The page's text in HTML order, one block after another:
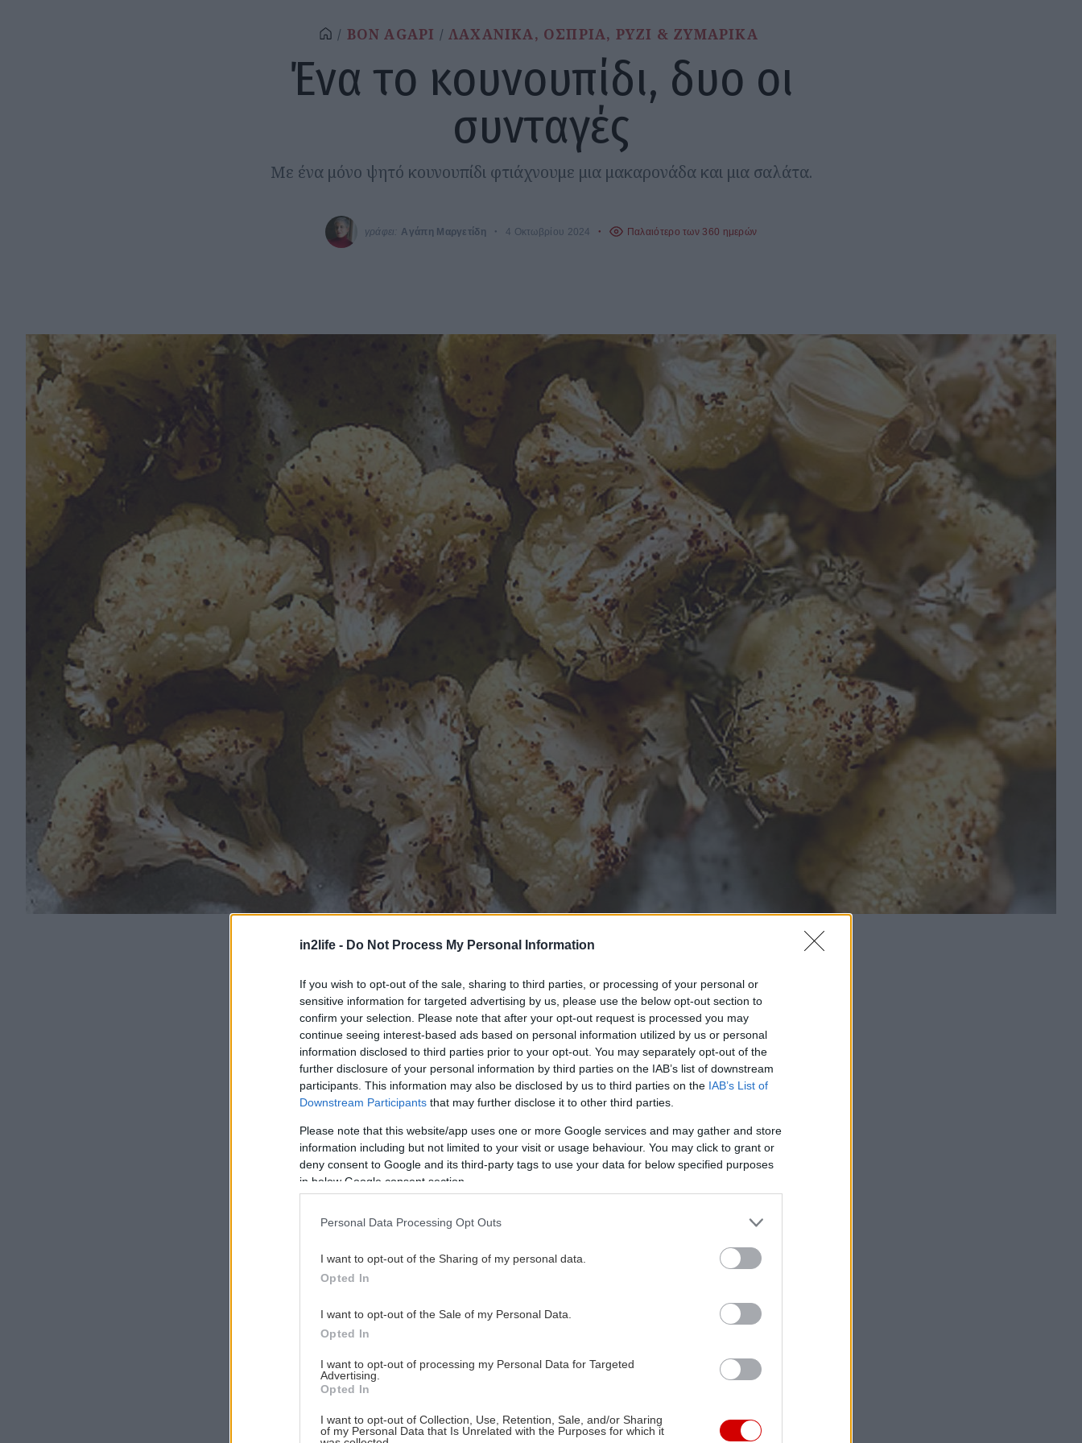
in2life - Do Not Process My Personal Information
If you wish to opt-out of the sale, sharing to third parties, or processing of your personal or
sensitive information for targeted advertising by us, please use the below opt-out section to
confirm your selection. Please note that after your opt-out request is processed you may
continue seeing interest-based ads based on personal information utilized by us or personal
information disclosed to third parties prior to your opt-out. You may separately opt-out of the
further disclosure of your personal information by third parties on the IAB’s list of downstream
participants. This information may also be disclosed by us to third parties on the IAB’s List of
Downstream Participants that may further disclose it to other third parties.
Please note that this website/app uses one or more Google services and may gather and store
information including but not limited to your visit or usage behaviour. You may click to grant or
deny consent to Google and its third-party tags to use your data for below specified purposes
in below Google consent section.
Personal Data Processing Opt Outs
I want to opt-out of the Sharing of my personal data.
Opted In
I want to opt-out of the Sale of my Personal Data.
Opted In
I want to opt-out of processing my Personal Data for Targeted
Advertising.
Opted In
I want to opt-out of Collection, Use, Retention, Sale, and/or Sharing
of my Personal Data that Is Unrelated with the Purposes for which it
BON AGAPI ΛΑΧΑΝΙΚΑ, ΟΣΠΡΙΑ, ΡΥΖΙ & ΖΥΜΑΡΙΚΑ
Ένα το κουνουπίδι, δυο οι
συνταγές
Με ένα μόνο ψητό κουνουπίδι φτιάχνουμε μια μακαρονάδα και μια σαλάτα.
γράφει: Αγάπη Μαργετίδη 4 Οκτωβρίου 2024 Παλαιότερο των 360 ημερών